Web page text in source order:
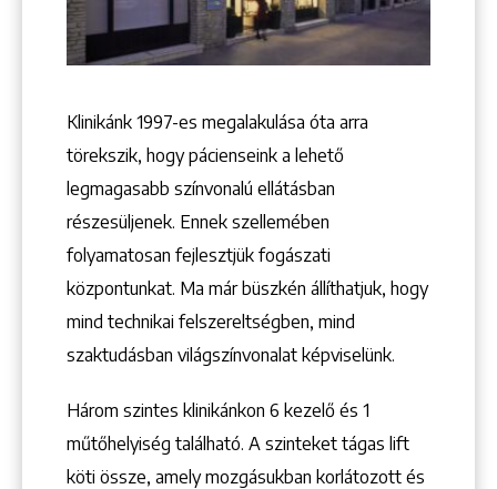
Klinikánk 1997-­es megalakulása óta arra
törekszik, hogy pácienseink a lehető
legmagasabb színvonalú ellátásban
részesüljenek. Ennek szellemében
folyamatosan fejlesztjük fogászati
központunkat. Ma már büszkén állíthatjuk, hogy
mind technikai felszereltségben, mind
szaktudásban világszínvonalat képviselünk.
Három szintes klinikánkon 6 kezelő ­és 1
műtőhelyiség található. A szinteket tágas lift
köti össze, amely mozgásukban korlátozott és